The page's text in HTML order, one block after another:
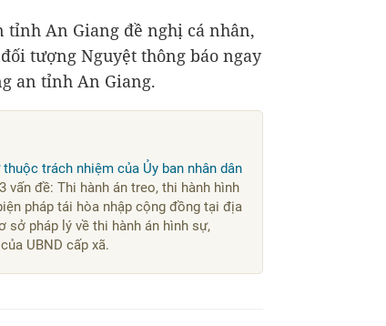
tỉnh An Giang đề nghị cá nhân,
tượng Nguyệt thông báo ngay
an tỉnh An Giang.
trách nhiệm của Ủy ban nhân dân
vấn đề: Thi hành án treo, thi hành hình
pháp tái hòa nhập cộng đồng tại địa
sở pháp lý về thi hành án hình sự,
UBND cấp xã.